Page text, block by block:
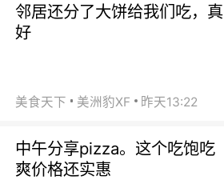
邻居还分了大饼给我们吃，真
好
美食天下 美洲豹XF 昨天13:22
中午分享pizza。这个吃饱吃
爽价格还实惠